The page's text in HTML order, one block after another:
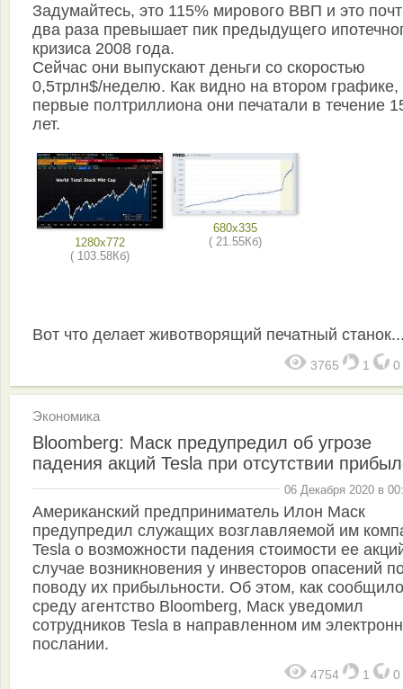
Задумайтесь, это 115% мирового ВВП и это
два раза превышает пик предыдущего
кризиса 2008 года.
Сейчас они выпускают деньги со скоростью
0,5трлн$/неделю. Как видно на втором графике,
первые полтриллиона они печатали в течение
лет.
1280x772
( 103.58Кб)
680x335
( 21.55Кб)
Вот что делает животворящий печатный
3765 1 0
Экономика
Bloomberg: Маск предупредил об угрозе
падения акций Tesla при отсутствии
06 Декабря 2020 в
Американский предприниматель Илон Маск
предупредил служащих возглавляемой им
Tesla о возможности падения стоимости ее
случае возникновения у инвесторов опасений
поводу их прибыльности. Об этом, как
среду агентство Bloomberg, Маск уведомил
сотрудников Tesla в направленном им
послании.
4754 1 0